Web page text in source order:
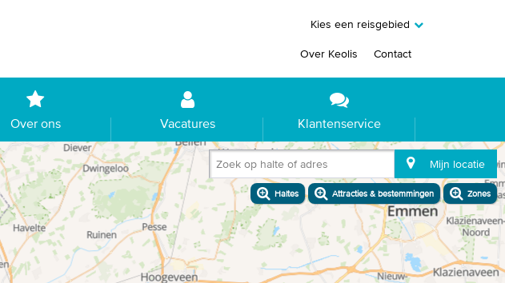
Kies een reisgebied
Over Keolis Contact
Over ons Vacatures Klantenservice
Zoek op halte of adres Mijn locatie
Haltes Attracties & bestemmingen Zones